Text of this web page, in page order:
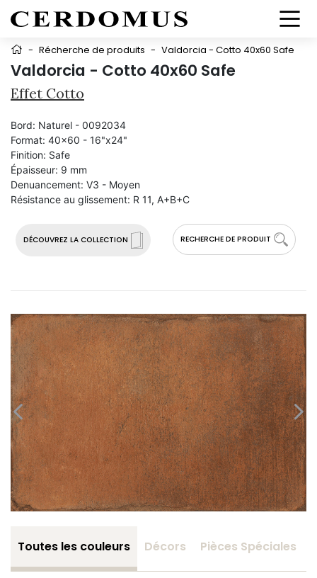
- Récherche de produits - Valdorcia - Cotto 40x60 Safe
Valdorcia - Cotto 40x60 Safe
Effet Cotto
DÉCOUVREZ LA COLLECTION RECHERCHE DE PRODUIT
Bord: Naturel - 0092034
Format: 40x60 - 16"x24"
Finition: Safe
Épaisseur: 9 mm
Denuancement: V3 - Moyen
Résistance au glissement: R 11, A+B+C
Toutes les couleurs Décors Pièces Spéciales